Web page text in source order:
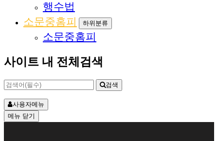
행수법
소문중홈피
하위분류
소문중홈피
사이트 내 전체검색
검색
사용자메뉴
메뉴 닫기